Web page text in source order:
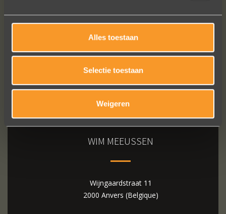
Alles toestaan
Selectie toestaan
Weigeren
WIM MEEUSSEN
Wijngaardstraat 11
2000 Anvers (Belgique)